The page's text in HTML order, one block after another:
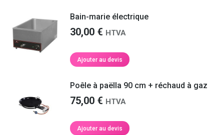
Bain-marie électrique
30,00 € HTVA
Ajouter au devis
Poêle à paëlla 90 cm + réchaud à gaz
75,00 € HTVA
Ajouter au devis